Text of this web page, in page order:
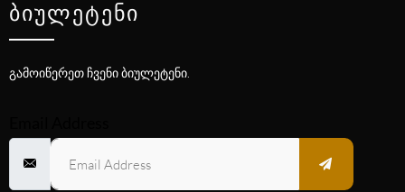
ᲑᲘᲣᲚᲔᲢᲔᲜᲘ
გამოიწერეთ ჩვენი ბიულეტენი.